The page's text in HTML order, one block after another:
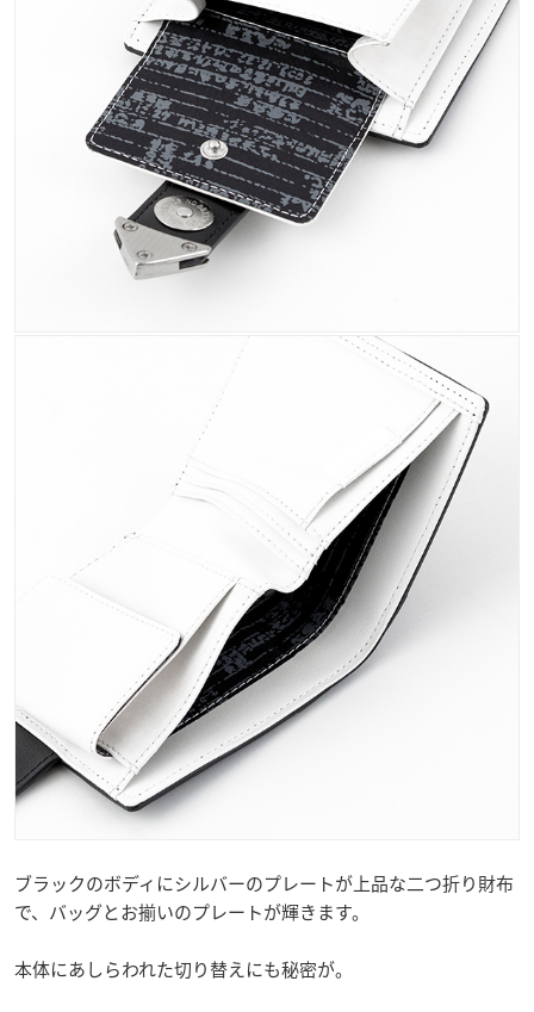
ブラックのボディにシルバーのプレートが上品な二つ折り財布
で、バッグとお揃いのプレートが輝きます。
本体にあしらわれた切り替えにも秘密が。